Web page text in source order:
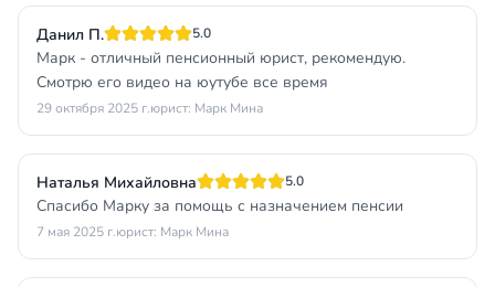
Данил П. 5.0
Марк - отличный пенсионный юрист, рекомендую.
Смотрю его видео на юутубе все время
29 октября 2025 г.юрист: Марк Мина
Наталья Михайловна 5.0
Спасибо Марку за помощь с назначением пенсии
7 мая 2025 г.юрист: Марк Мина